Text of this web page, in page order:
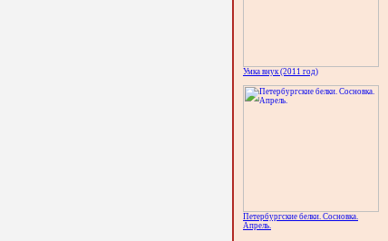
Умка внук (2011 год)
Петербургские белки. Сосновка.
Апрель.